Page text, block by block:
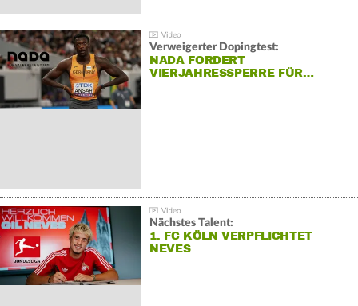
Verweigerter Dopingtest:
NADA FORDERT
VIERJAHRESSPERRE FÜR…
Nächstes Talent:
1. FC KÖLN VERPFLICHTET
NEVES